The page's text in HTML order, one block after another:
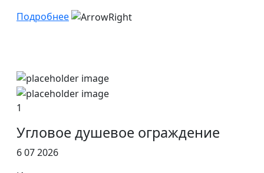
Подробнее
1
Угловое душевое ограждение
6 07 2026